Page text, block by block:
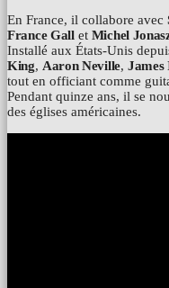
En France, il collabore avec
France Gallet Michel
Installé aux États-Unis
King, Aaron Neville,
tout en officiant comme
Pendant quinze ans, il se
des églises américaines.